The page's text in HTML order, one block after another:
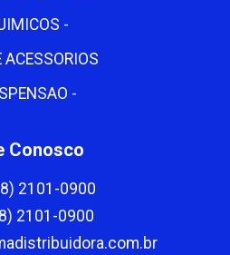
-
ACESSORIOS
-
Conosco
2101-0900
2101-0900